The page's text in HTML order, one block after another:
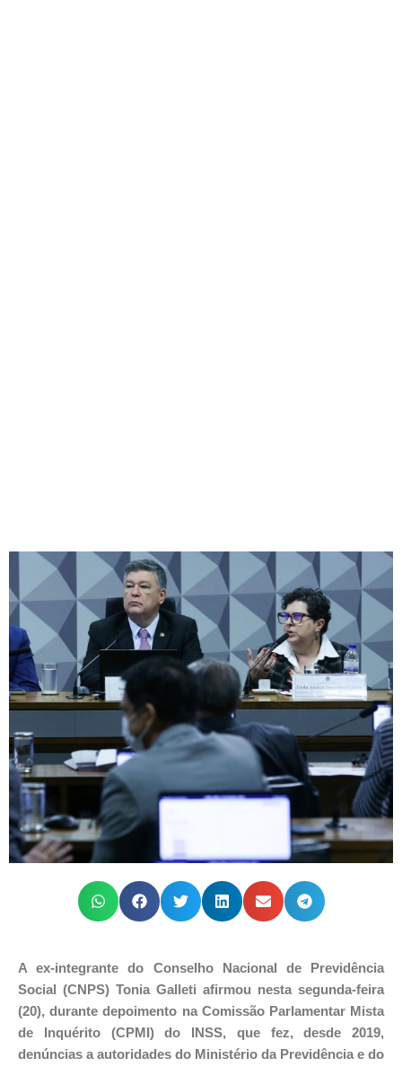
A ex-integrante do Conselho Nacional de Previdência
Social (CNPS) Tonia Galleti afirmou nesta segunda-feira
(20), durante depoimento na Comissão Parlamentar Mista
de Inquérito (CPMI) do INSS, que fez, desde 2019,
denúncias a autoridades do Ministério da Previdência e do